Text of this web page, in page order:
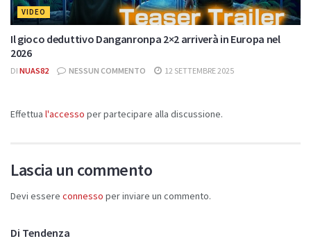
VIDEO
Il gioco deduttivo Danganronpa 2×2 arriverà in Europa nel
2026
DI NUAS82 NESSUN COMMENTO 12 SETTEMBRE 2025
Effettua l'accesso per partecipare alla discussione.
Lascia un commento
Devi essere connesso per inviare un commento.
Di Tendenza